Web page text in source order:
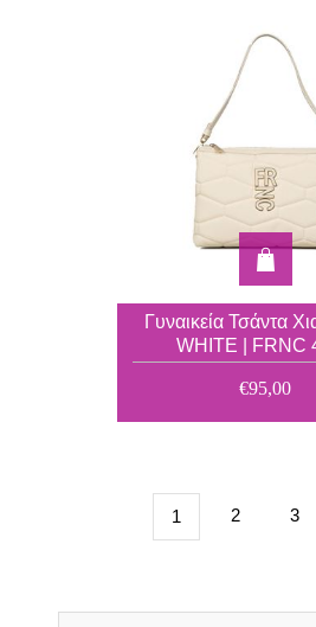
Γυναικεία Τσάντα
WHITE | FRNC
€95,00
1 2 3